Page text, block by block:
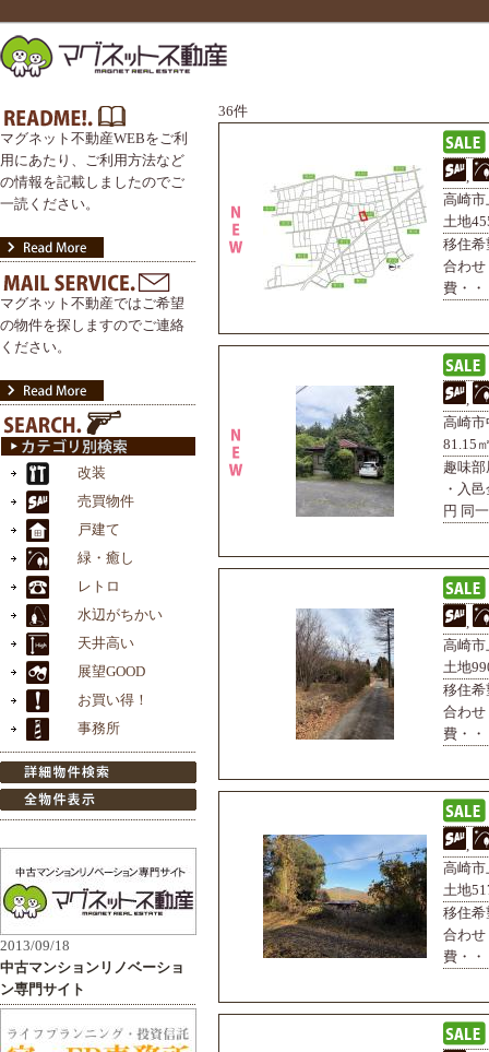
マグネット不動産WEBをご利
用にあたり、ご利用方法など
の情報を記載しましたのでご
一読ください。
マグネット不動産ではご希望
の物件を探しますのでご連絡
ください。
36件
,
高崎市
土地
移住
合わせ
費・・
,
高崎市
81.15
趣味
・入
円 同
,
高崎市
土地
移住
合わせ
費・・
,
高崎市
土地
移住
合わせ
費・・